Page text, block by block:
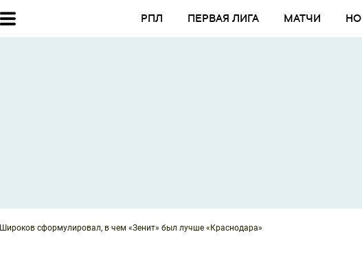
РПЛ ПЕРВАЯ ЛИГА МАТЧИ
Широков сформулировал, в чем «Зенит» был лучше «Краснодара»